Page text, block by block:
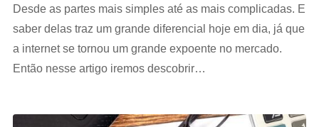
Desde as partes mais simples até as mais complicadas. E
saber delas traz um grande diferencial hoje em dia, já que
a internet se tornou um grande expoente no mercado.
Então nesse artigo iremos descobrir…